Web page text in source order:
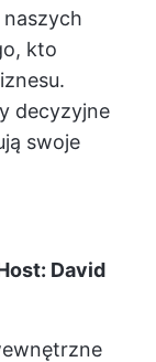
kto
decyzyjne
swoje
David